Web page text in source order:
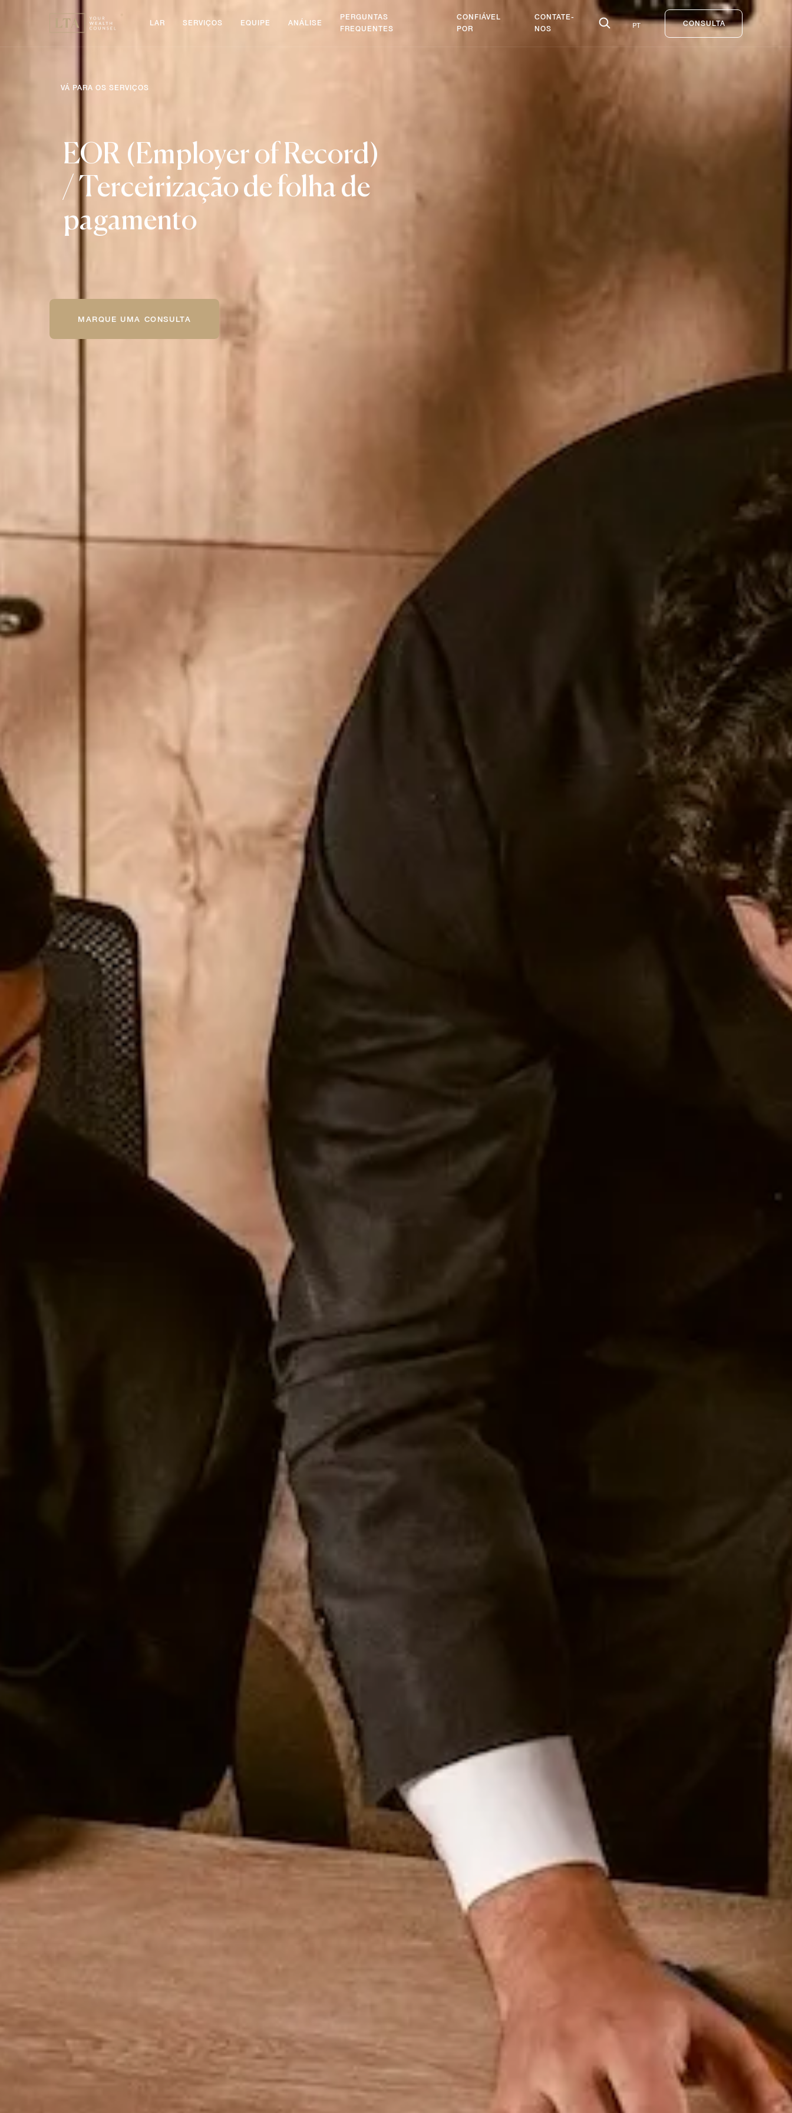
LAR SERVIÇOS EQUIPE ANÁLISE
PERGUNTAS
FREQUENTES
CONFIÁVEL
POR
CONTATE-
NOS
PT CONSULTA
VÁ PARA OS SERVIÇOS
EOR (Employer of Record)
/ Terceirização de folha de
pagamento
MARQUE UMA CONSULTA